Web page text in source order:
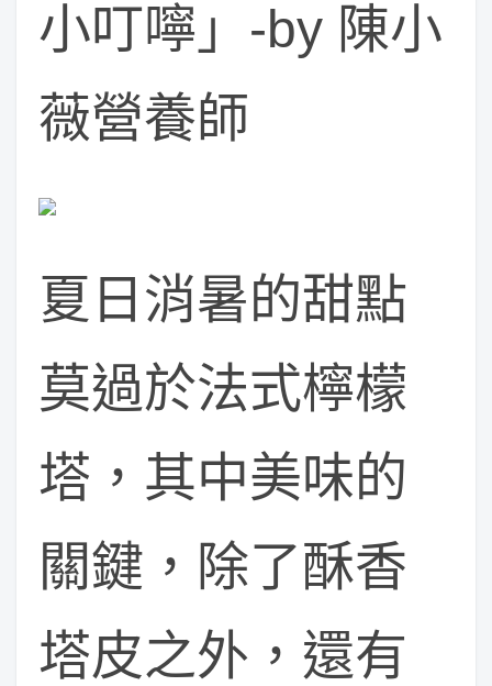
小叮嚀」-by 陳小
薇營養師
夏日消暑的甜點
莫過於法式檸檬
塔，其中美味的
關鍵，除了酥香
塔皮之外，還有